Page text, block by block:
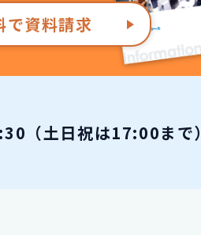
で資料請求
（土日祝は17:00まで）